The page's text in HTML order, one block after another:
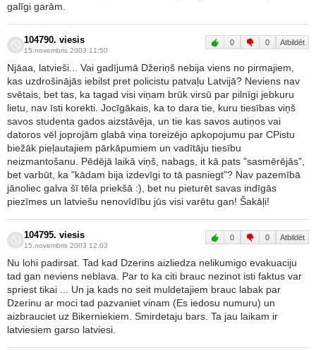
galīgi garām.
104790. viesis
15.novembris 2003 11:50
0 0 Atbildēt
Njāaa, latvieši... Vai gadījumā Džeriņš nebija viens no pirmajiem,
kas uzdrošinājās iebilst pret policistu patvaļu Latvijā? Neviens nav
svētais, bet tas, ka tagad visi viņam brūk virsū par pilnīgi jebkuru
lietu, nav īsti korekti. Jocīgākais, ka to dara tie, kuru tiesības viņš
savos studenta gados aizstāvēja, un tie kas savos autiņos vai
datoros vēl joprojām glabā viņa toreizējo apkopojumu par CPistu
biežāk pieļautajiem pārkāpumiem un vadītāju tiesību
neizmantošanu. Pēdējā laikā viņš, nabags, it kā pats "sasmērējās",
bet varbūt, ka "kādam bija izdevīgi to tā pasniegt"? Nav pazemībā
jānoliec galva šī tēla priekšā :), bet nu pieturēt savas indīgās
piezīmes un latviešu nenovīdību jūs visi varētu gan! Šakāļi!
104795. viesis
15.novembris 2003 12:03
0 0 Atbildēt
Nu lohi padirsat. Tad kad Dzerins aizliedza nelikumigo evakuaciju
tad gan neviens neblava. Par to ka citi brauc nezinot isti faktus var
spriest tikai ... Un ja kads no seit muldetajiem brauc labak par
Dzerinu ar moci tad pazvaniet vinam (Es iedosu numuru) un
aizbrauciet uz Bikerniekiem. Smirdetaju bars. Ta jau laikam ir
latviesiem garso latviesi.